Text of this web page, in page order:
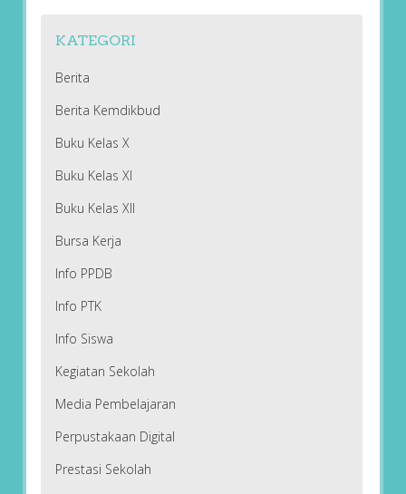
KATEGORI
Berita
Berita Kemdikbud
Buku Kelas X
Buku Kelas XI
Buku Kelas XII
Bursa Kerja
Info PPDB
Info PTK
Info Siswa
Kegiatan Sekolah
Media Pembelajaran
Perpustakaan Digital
Prestasi Sekolah